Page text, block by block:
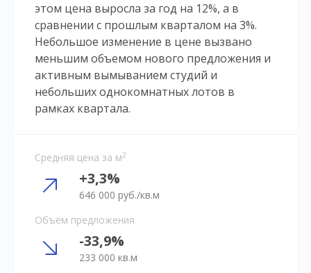
этом цена выросла за год на 12%, а в
сравнении с прошлым кварталом на 3%.
Небольшое изменение в цене вызвано
меньшим объемом нового предложения и
активным вымыванием студий и
небольших однокомнатных лотов в
рамках квартала.
Средняя цена за м2
+3,3%
646 000 руб./кв.м
Объём предложения
-33,9%
233 000 кв.м